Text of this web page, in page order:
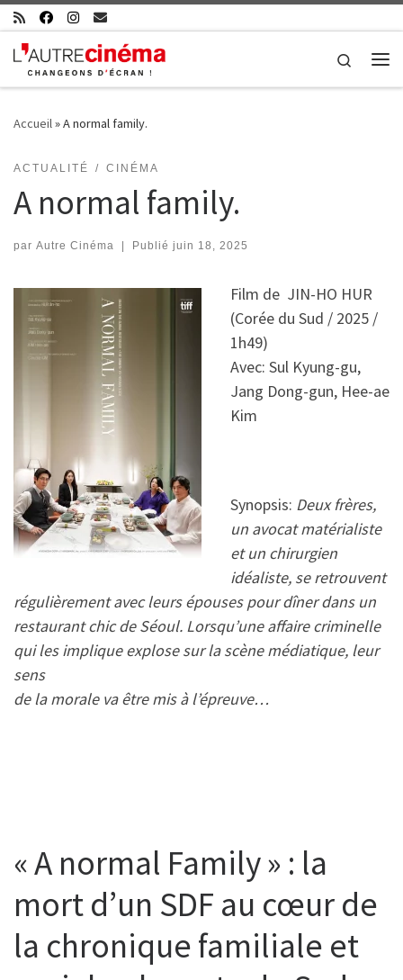
Skip to content
Search
Accueil»A normal family.
ACTUALITÉ CINÉMA
A normal family.
par Autre Cinéma | Publié juin 18, 2025
Film de JIN-HO HUR
(Corée du Sud / 2025 /
1h49)
Avec: Sul Kyung-gu,
Jang Dong-gun, Hee-ae
Kim
Synopsis: Deux frères,
un avocat matérialiste
et un chirurgien
idéaliste, se retrouvent
régulièrement avec leurs épouses pour dîner dans un
restaurant chic de Séoul. Lorsqu’une affaire criminelle
qui les implique explose sur la scène médiatique, leur
sens
de la morale va être mis à l’épreuve…
« A normal Family » : la
mort d’un SDF au cœur de
la chronique familiale et